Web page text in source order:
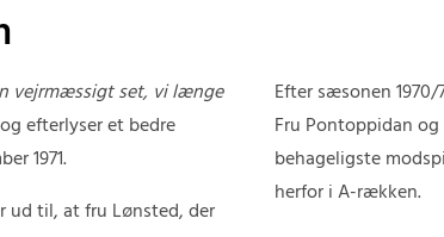
vejrmæssigt set, vi længe
efterlyser et bedre
1971.
ud til, at fru Lønsted, der
Efter sæsonen
Fru Pontoppidan
behageligste
herfor i A-rækken.